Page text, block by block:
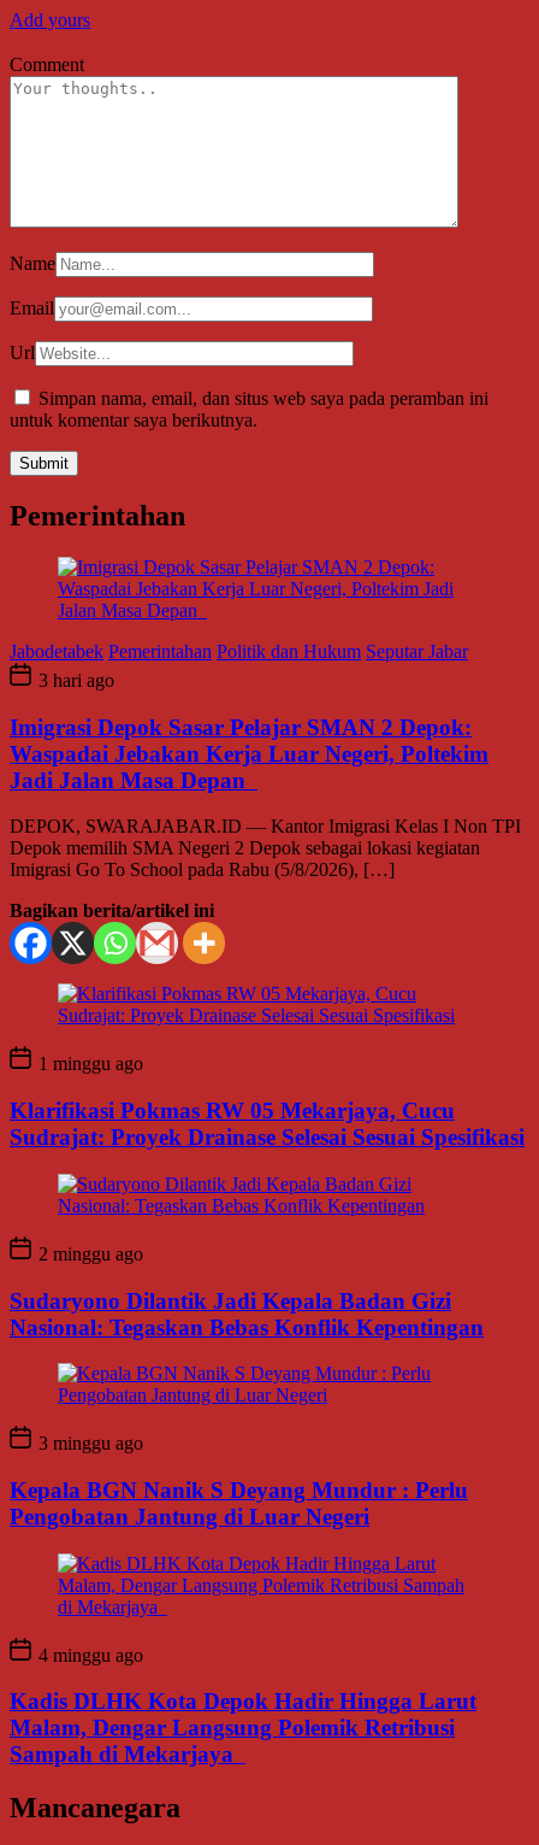
Add yours
Comment
Name
Email
Url
Simpan nama, email, dan situs web saya pada peramban ini
untuk komentar saya berikutnya.
Pemerintahan
Jabodetabek Pemerintahan Politik dan Hukum Seputar Jabar
3 hari ago
Imigrasi Depok Sasar Pelajar SMAN 2 Depok:
Waspadai Jebakan Kerja Luar Negeri, Poltekim
Jadi Jalan Masa Depan
DEPOK, SWARAJABAR.ID — Kantor Imigrasi Kelas I Non TPI
Depok memilih SMA Negeri 2 Depok sebagai lokasi kegiatan
Imigrasi Go To School pada Rabu (5/8/2026), […]
Bagikan berita/artikel ini
1 minggu ago
Klarifikasi Pokmas RW 05 Mekarjaya, Cucu
Sudrajat: Proyek Drainase Selesai Sesuai Spesifikasi
2 minggu ago
Sudaryono Dilantik Jadi Kepala Badan Gizi
Nasional: Tegaskan Bebas Konflik Kepentingan
3 minggu ago
Kepala BGN Nanik S Deyang Mundur : Perlu
Pengobatan Jantung di Luar Negeri
4 minggu ago
Kadis DLHK Kota Depok Hadir Hingga Larut
Malam, Dengar Langsung Polemik Retribusi
Sampah di Mekarjaya
Mancanegara